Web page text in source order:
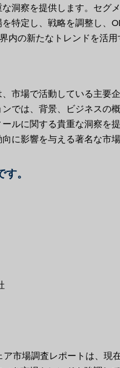
洞察を提供します。セグ
特定し、戦略を調整し、
内の新たなトレンドを活
市場で活動している主要
では、背景、ビジネスの
ルに関する貴重な洞察を
に影響を与える著名な市
。
市場調査レポートは、現